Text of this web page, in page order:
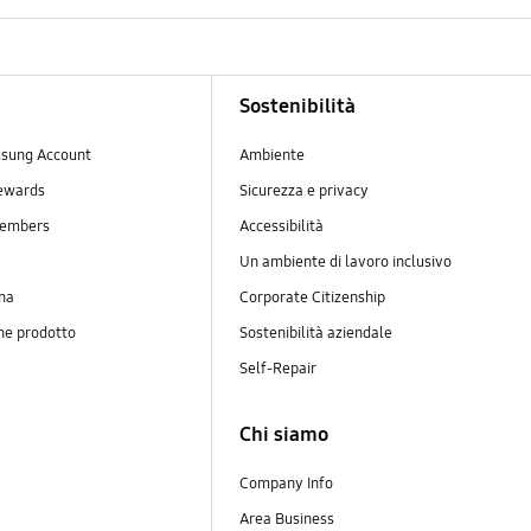
Account
prodotto
Sostenibilità
Ambiente
Sicurezza e privacy
Accessibilità
Un ambiente di lavoro inclusivo
Corporate Citizenship
Sostenibilità aziendale
Self-Repair
Chi siamo
Company Info
Area Business